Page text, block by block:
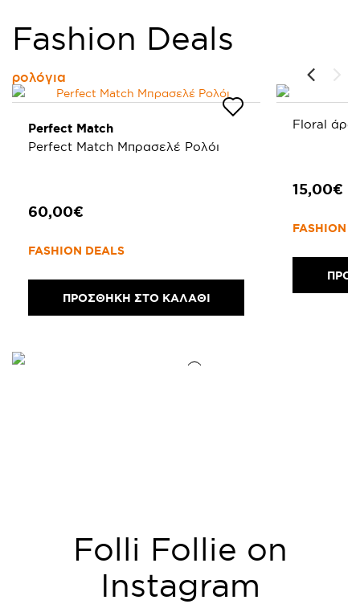
Fashion Deals
ρολόγια
Perfect Match
Perfect Match Μπρασελέ Ρολόι
60,00€
FASHION DEALS
ΠΡΟΣΘΗΚΗ ΣΤΟ ΚΑΛΑΘΙ
Floral
15,00€
FASHION
Folli Follie on
Instagram